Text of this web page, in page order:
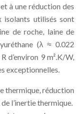
à une réduction des
isolants utilisés sont
de roche, laine de
(λ ≈ 0.022
d’environ 9 m².K/W,
exceptionnelles.
thermique, réduction
l’inertie thermique.